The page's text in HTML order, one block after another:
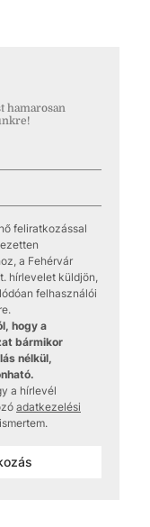
hamarosan
feliratkozással
a Fehérvár
hírlevelet küldjön,
felhasználói
hogy a
bármikor
nélkül,
a hírlevél
adatkezelési